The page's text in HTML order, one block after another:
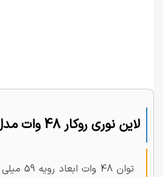
لاین نوری روکار 48 وات مدل 5930 آقای نور